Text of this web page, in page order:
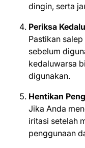
dingin, serta
Periksa
Pastikan
sebelum
kedaluwarsa
digunakan.
Hentikan
Jika Anda
iritasi setelah
penggunaan